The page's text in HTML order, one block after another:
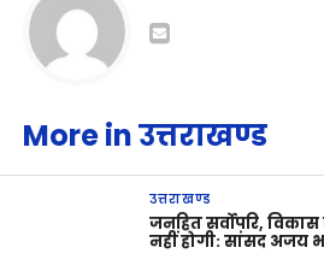
More in उत्तराखण्ड
उत्तराखण्ड
जनहित सर्वोपरि, विकास
नहीं होगी: सांसद अजय